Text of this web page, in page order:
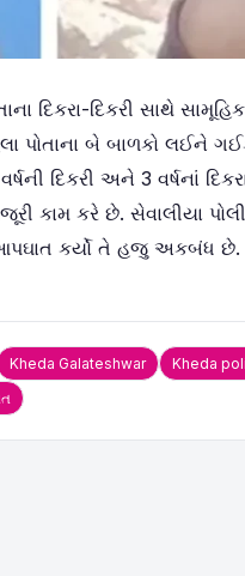
દિકરા-દિકરી સાથે
પોતાના બે બાળકો લઈને
દિકરી અને 3 વર્ષનાં
કામ કરે છે. સેવાલીયા
કર્યો તે હજુ અકબંધ છે.
Kheda Galateshwar Kheda